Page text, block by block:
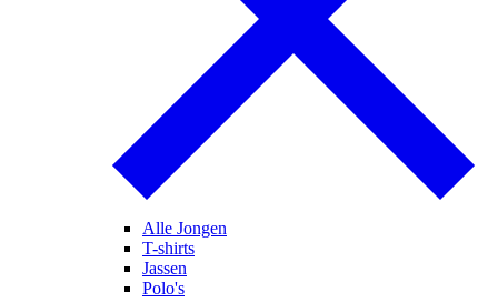
Alle Jongen
T-shirts
Jassen
Polo's